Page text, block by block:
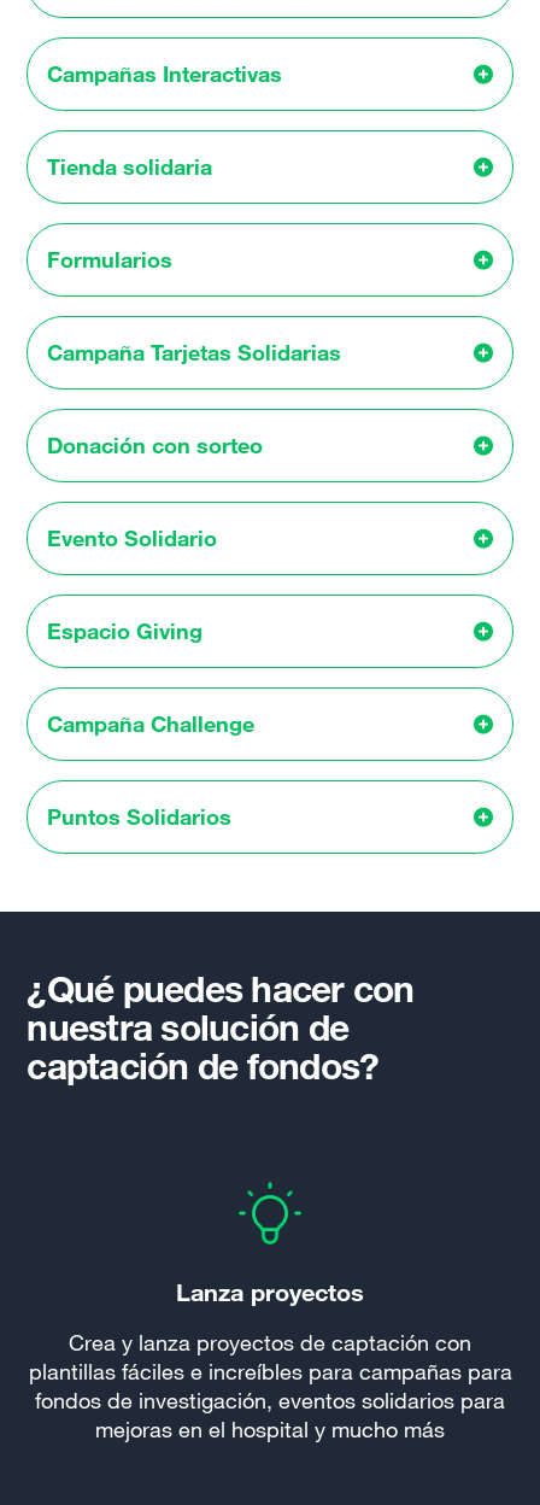
Campañas Interactivas
Tienda solidaria
Formularios
Campaña Tarjetas Solidarias
Donación con sorteo
Evento Solidario
Espacio Giving
Campaña Challenge
Puntos Solidarios
¿Qué puedes hacer con
nuestra solución de
captación de fondos?
Lanza proyectos
Crea y lanza proyectos de captación con
plantillas fáciles e increíbles para campañas para
fondos de investigación, eventos solidarios para
mejoras en el hospital y mucho más